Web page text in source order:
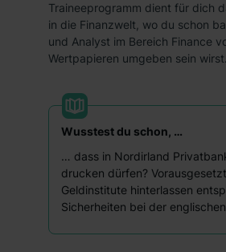
Traineeprogramm dient für dich
in die Finanzwelt, wo du schon
und Analyst im Bereich Finance
Wertpapieren umgeben sein wirst.
Wusstest du schon, …
… dass in Nordirland
drucken dürfen?
Geldinstitute hinterlassen
Sicherheiten bei der